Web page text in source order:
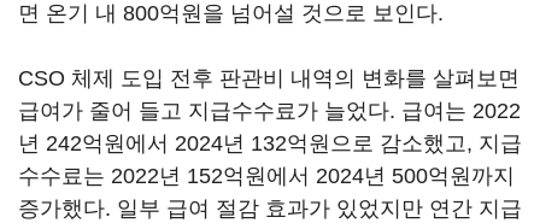
면 온기 내 800억원을 넘어설 것으로 보인다.
CSO 체제 도입 전후 판관비 내역의 변화를 살펴보면
급여가 줄어 들고 지급수수료가 늘었다. 급여는 2022
년 242억원에서 2024년 132억원으로 감소했고, 지급
수수료는 2022년 152억원에서 2024년 500억원까지
증가했다. 일부 급여 절감 효과가 있었지만 연간 지급